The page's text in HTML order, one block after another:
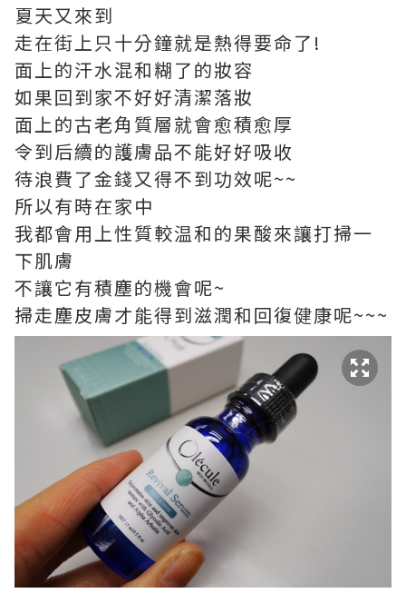
夏天又來到
走在街上只十分鐘就是熱得要命了!
面上的汗水混和糊了的妝容
如果回到家不好好清潔落妝
面上的古老角質層就會愈積愈厚
令到后續的護膚品不能好好吸收
待浪費了金錢又得不到功效呢~~
所以有時在家中
我都會用上性質較温和的果酸來讓打掃一
下肌膚
不讓它有積塵的機會呢~
掃走塵皮膚才能得到滋潤和回復健康呢~~~